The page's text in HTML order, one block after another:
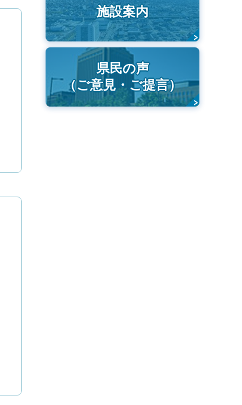
施設案内
県民の声
（ご意見・ご提言）